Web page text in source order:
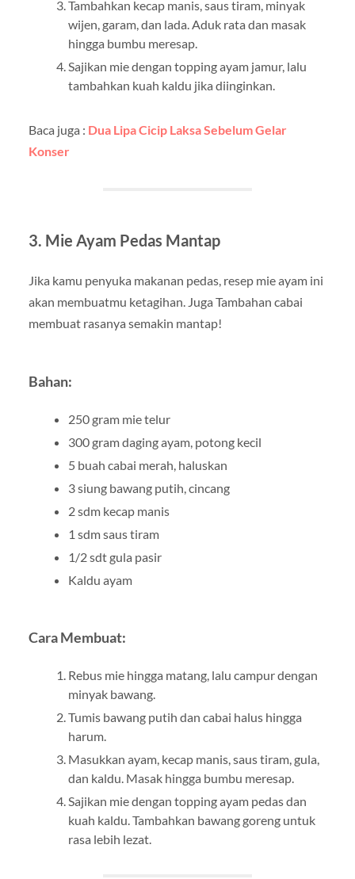
Tambahkan kecap manis, saus tiram, minyak
wijen, garam, dan lada. Aduk rata dan masak
hingga bumbu meresap.
Sajikan mie dengan topping ayam jamur, lalu
tambahkan kuah kaldu jika diinginkan.
Baca juga : Dua Lipa Cicip Laksa Sebelum Gelar
Konser
3. Mie Ayam Pedas Mantap
Jika kamu penyuka makanan pedas, resep mie ayam ini
akan membuatmu ketagihan. Juga Tambahan cabai
membuat rasanya semakin mantap!
Bahan:
250 gram mie telur
300 gram daging ayam, potong kecil
5 buah cabai merah, haluskan
3 siung bawang putih, cincang
2 sdm kecap manis
1 sdm saus tiram
1/2 sdt gula pasir
Kaldu ayam
Cara Membuat:
Rebus mie hingga matang, lalu campur dengan
minyak bawang.
Tumis bawang putih dan cabai halus hingga
harum.
Masukkan ayam, kecap manis, saus tiram, gula,
dan kaldu. Masak hingga bumbu meresap.
Sajikan mie dengan topping ayam pedas dan
kuah kaldu. Tambahkan bawang goreng untuk
rasa lebih lezat.